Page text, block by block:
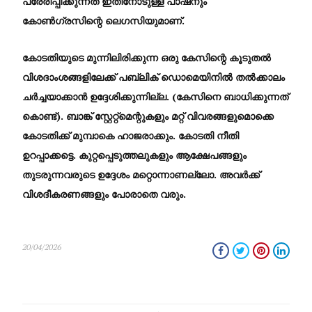
കോൺഗ്രസിന്റെ ലെഗസിയുമാണ്.
​കോടതിയുടെ മുന്നിലിരിക്കുന്ന ഒരു കേസിന്റെ കൂടുതൽ
വിശദാംശങ്ങളിലേക്ക് പബ്ലിക് ഡൊമെയിനിൽ തൽക്കാലം
ചർച്ചയാക്കാൻ ഉദ്ദേശിക്കുന്നില്ല. (കേസിനെ ബാധിക്കുന്നത്
കൊണ്ട്). ബാങ്ക് സ്റ്റേറ്റ്‌മെന്റുകളും മറ്റ് വിവരങ്ങളുമൊക്കെ
കോടതിക്ക് മുമ്പാകെ ഹാജരാക്കും. കോടതി നീതി
ഉറപ്പാക്കട്ടെ. കുറ്റപ്പെടുത്തലുകളും ആക്ഷേപങ്ങളും
തുടരുന്നവരുടെ ഉദ്ദേശം മറ്റൊന്നാണല്ലോ. അവർക്ക്
വിശദീകരണങ്ങളും പോരാതെ വരും.
20/04/2026